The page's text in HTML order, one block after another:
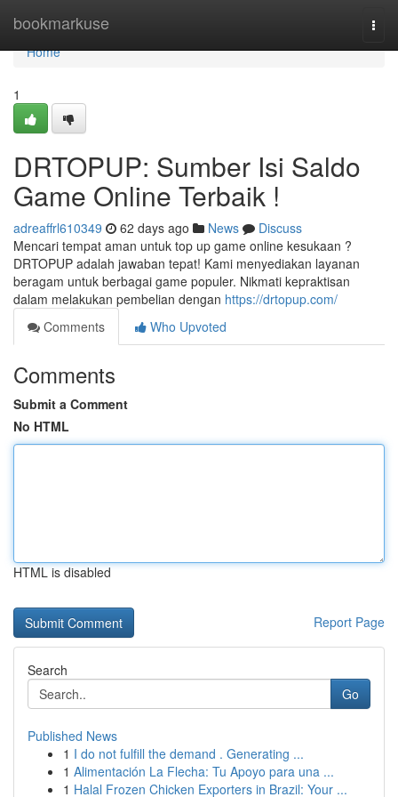
bookmarkuse
Home
Home
1
DRTOPUP: Sumber Isi Saldo
Game Online Terbaik !
adreaffrl610349 62 days ago News
Discuss
Mencari tempat aman untuk top up game online kesukaan ?
DRTOPUP adalah jawaban tepat! Kami menyediakan layanan
beragam untuk berbagai game populer. Nikmati kepraktisan
dalam melakukan pembelian dengan https://drtopup.com/
Comments
Who Upvoted
Comments
Submit a Comment
No HTML
HTML is disabled
Report Page
Search
Go
Published News
1 I do not fulfill the demand . Generating ...
1 Alimentación La Flecha: Tu Apoyo para una ...
1 Halal Frozen Chicken Exporters in Brazil: Your ...